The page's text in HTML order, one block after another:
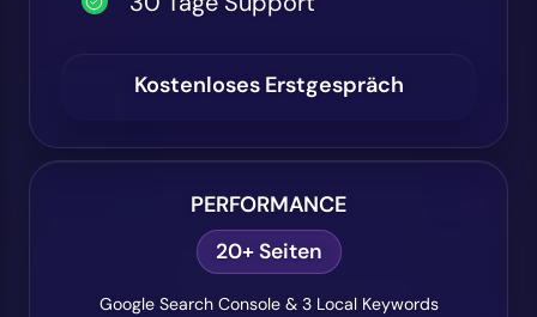
Kostenloses Erstgespräch
PERFORMANCE
20+ Seiten
Google Search Console & 3 Local Keywords